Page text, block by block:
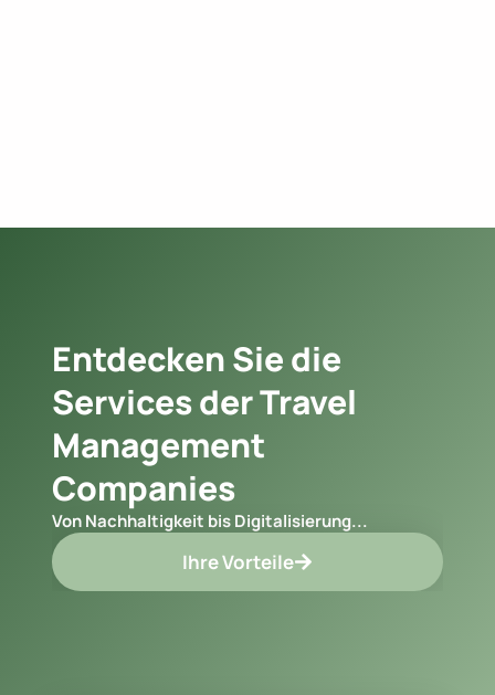
Entdecken Sie die
Services der Travel
Management
Companies
Von Nachhaltigkeit bis Digitalisierung...
Ihre Vorteile